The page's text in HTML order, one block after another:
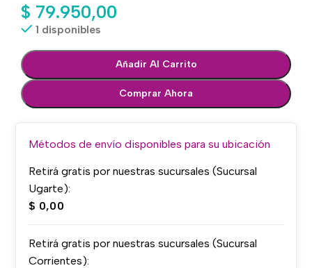
$ 79.950,00
1 disponibles
Añadir Al Carrito
Comprar Ahora
Métodos de envío disponibles para su ubicación
Retirá gratis por nuestras sucursales (Sucursal
Ugarte):
$ 0,00
Retirá gratis por nuestras sucursales (Sucursal
Corrientes):